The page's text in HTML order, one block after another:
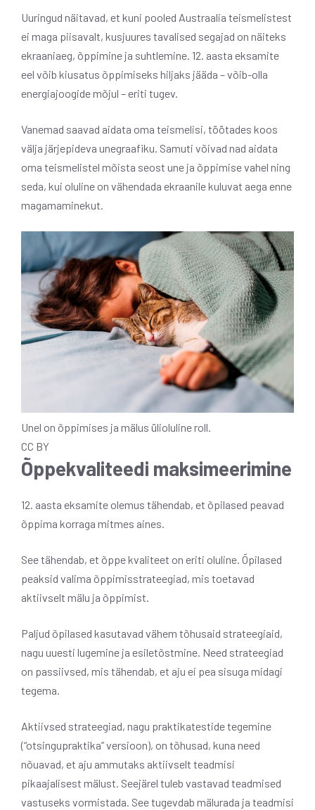
Uuringud näitavad, et kuni pooled Austraalia teismelistest
ei maga piisavalt, kusjuures tavalised segajad on näiteks
ekraaniaeg, õppimine ja suhtlemine. 12. aasta eksamite
eel võib kiusatus õppimiseks hiljaks jääda – võib-olla
energiajoogide mõjul – eriti tugev.
Vanemad saavad aidata oma teismelisi, töötades koos
välja järjepideva unegraafiku. Samuti võivad nad aidata
oma teismelistel mõista seost une ja õppimise vahel ning
seda, kui oluline on vähendada ekraanile kuluvat aega enne
magamaminekut.
Unel on õppimises ja mälus ülioluline roll.
CC BY
Õppekvaliteedi maksimeerimine
12. aasta eksamite olemus tähendab, et õpilased peavad
õppima korraga mitmes aines.
See tähendab, et õppe kvaliteet on eriti oluline. Õpilased
peaksid valima õppimisstrateegiad, mis toetavad
aktiivselt mälu ja õppimist.
Paljud õpilased kasutavad vähem tõhusaid strateegiaid,
nagu uuesti lugemine ja esiletõstmine. Need strateegiad
on passiivsed, mis tähendab, et aju ei pea sisuga midagi
tegema.
Aktiivsed strateegiad, nagu praktikatestide tegemine
(“otsingupraktika” versioon), on tõhusad, kuna need
nõuavad, et aju ammutaks aktiivselt teadmisi
pikaajalisest mälust. Seejärel tuleb vastavad teadmised
vastuseks vormistada. See tugevdab mälurada ja teadmisi